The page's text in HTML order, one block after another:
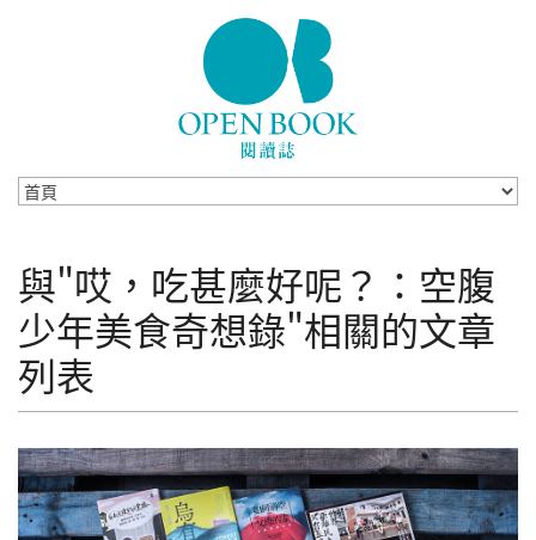
與"哎，吃甚麼好呢？：空腹
少年美食奇想錄"相關的文章
列表